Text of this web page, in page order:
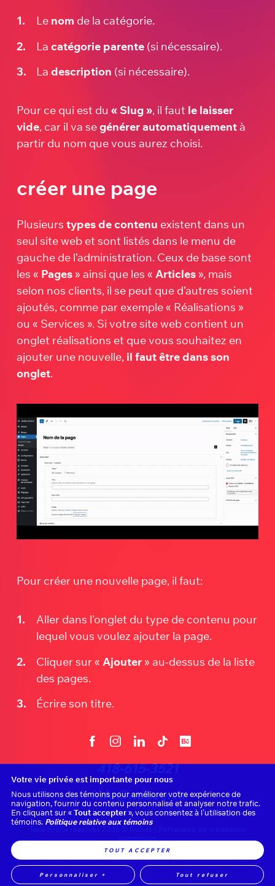
Le nom de la catégorie.
Lacatégorie parente (si nécessaire).
Ladescription (si nécessaire).
Pour ce qui est du « Slug », il faut le laisser
vide, car il va segénérer automatiquementà
partir du nom que vous aurez choisi.
créer une page
Plusieurs types de contenu existent dans un
seul site web et sont listés dans le menu de
gauche de l’administration. Ceux de base sont
les « Pages » ainsi que les « Articles », mais
selon nos clients, il se peut que d’autres soient
ajoutés, comme par exemple « Réalisations »
ou « Services ». Si votre site web contient un
onglet réalisations et que vous souhaitez en
ajouter une nouvelle, il faut être dans son
onglet.
Pour créer une nouvelle page, il faut:
Aller dans l’onglet du type de contenu pour
lequel vous voulez ajouter la page.
Cliquer sur «Ajouter » au-dessus de la liste
des pages.
Écrire son titre.
418-615-3521
info@nubee.ca
Tous droits réservés 2026 © Nubee | Partenaire de croissance
Votre vie privée est importante pour nous
Nous utilisons des témoins pour améliorer votre expérience de
navigation, fournir du contenu personnalisé et analyser notre trafic.
En cliquant sur «Tout accepter», vous consentez à l’utilisation des
témoins. Politique relative aux témoins
Personnaliser + Tout refuser
TOUT ACCEPTER